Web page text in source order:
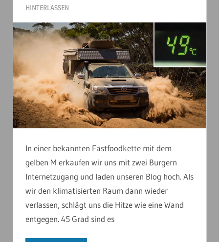
HINTERLASSEN
In einer bekannten Fastfoodkette mit dem
gelben M erkaufen wir uns mit zwei Burgern
Internetzugang und laden unseren Blog hoch. Als
wir den klimatisierten Raum dann wieder
verlassen, schlägt uns die Hitze wie eine Wand
entgegen. 45 Grad sind es